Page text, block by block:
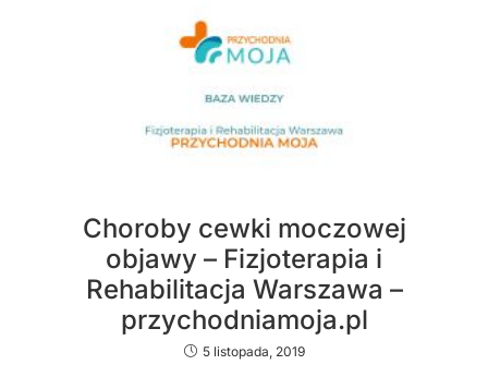
Choroby cewki moczowej
objawy – Fizjoterapia i
Rehabilitacja Warszawa –
przychodniamoja.pl
5 listopada, 2019